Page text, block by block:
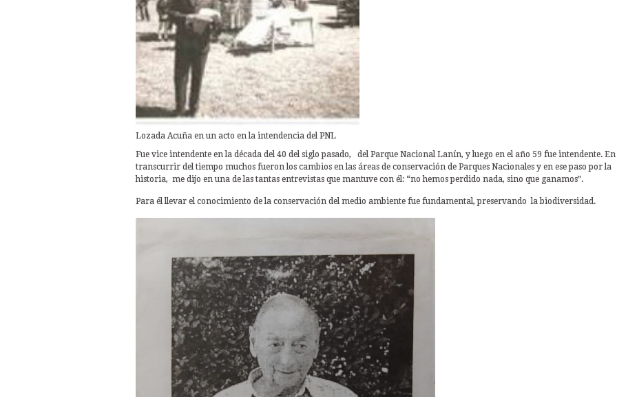
Lozada Acuña en un acto en la intendencia del PNL
Fue vice intendente en la década del 40 del siglo pasado, del Parque Nacional Lanín, y luego en el año 59 fue intendente. En
transcurrir del tiempo muchos fueron los cambios en las áreas de conservación de Parques Nacionales y en ese paso por la
historia, me dijo en una de las tantas entrevistas que mantuve con él: “no hemos perdido nada, sino que ganamos”.
Para él llevar el conocimiento de la conservación del medio ambiente fue fundamental, preservando la biodiversidad.